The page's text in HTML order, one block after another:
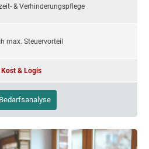
& Verhinderungspflege
max. Steuervorteil
Kost & Logis